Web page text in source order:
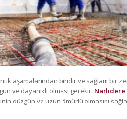
aşamalarından biridir ve sağlam bir
ve dayanıklı olması gerekir. Narlıdere
düzgün ve uzun ömürlü olmasını